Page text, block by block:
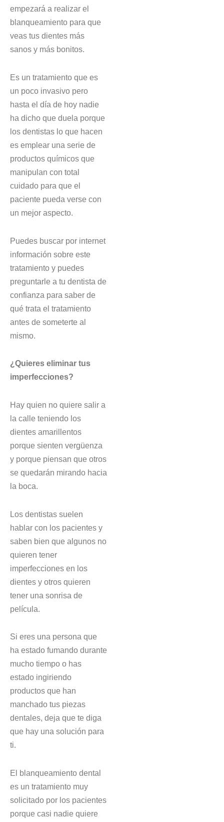
empezará a realizar el
blanqueamiento para que
veas tus dientes más
sanos y más bonitos.
Es un tratamiento que es
un poco invasivo pero
hasta el día de hoy nadie
ha dicho que duela porque
los dentistas lo que hacen
es emplear una serie de
productos químicos que
manipulan con total
cuidado para que el
paciente pueda verse con
un mejor aspecto.
Puedes buscar por internet
información sobre este
tratamiento y puedes
preguntarle a tu dentista de
confianza para saber de
qué trata el tratamiento
antes de someterte al
mismo.
¿Quieres eliminar tus
imperfecciones?
Hay quien no quiere salir a
la calle teniendo los
dientes amarillentos
porque sienten vergüenza
y porque piensan que otros
se quedarán mirando hacia
la boca.
Los dentistas suelen
hablar con los pacientes y
saben bien que algunos no
quieren tener
imperfecciones en los
dientes y otros quieren
tener una sonrisa de
película.
Si eres una persona que
ha estado fumando durante
mucho tiempo o has
estado ingiriendo
productos que han
manchado tus piezas
dentales, deja que te diga
que hay una solución para
ti.
El blanqueamiento dental
es un tratamiento muy
solicitado por los pacientes
porque casi nadie quiere